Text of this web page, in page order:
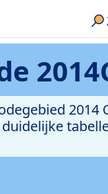
2014